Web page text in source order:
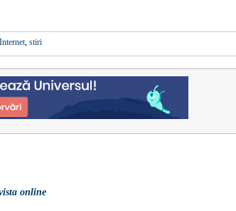
Internet, stiri
online